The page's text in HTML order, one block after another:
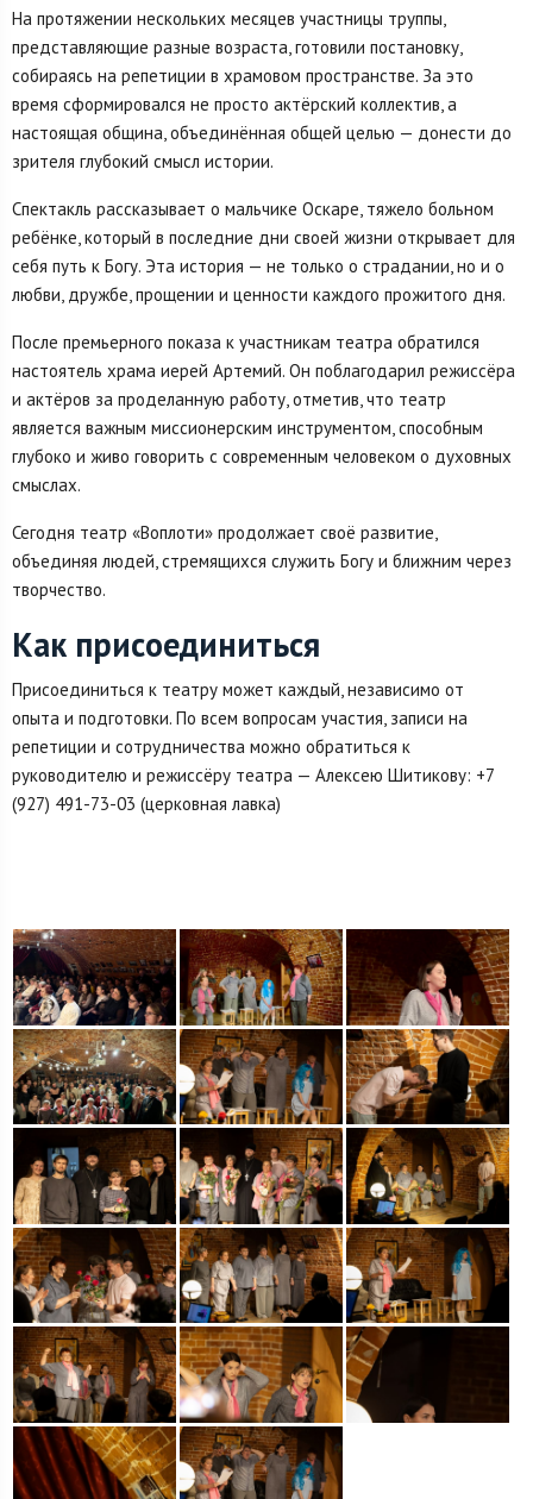
На протяжении нескольких месяцев участницы труппы,
представляющие разные возраста, готовили постановку,
собираясь на репетиции в храмовом пространстве. За это
время сформировался не просто актёрский коллектив, а
настоящая община, объединённая общей целью — донести до
зрителя глубокий смысл истории.
Спектакль рассказывает о мальчике Оскаре, тяжело больном
ребёнке, который в последние дни своей жизни открывает для
себя путь к Богу. Эта история — не только о страдании, но и о
любви, дружбе, прощении и ценности каждого прожитого дня.
После премьерного показа к участникам театра обратился
настоятель храма иерей Артемий. Он поблагодарил режиссёра
и актёров за проделанную работу, отметив, что театр
является важным миссионерским инструментом, способным
глубоко и живо говорить с современным человеком о духовных
смыслах.
Сегодня театр «Воплоти» продолжает своё развитие,
объединяя людей, стремящихся служить Богу и ближним через
творчество.
Как присоединиться
Присоединиться к театру может каждый, независимо от
опыта и подготовки. По всем вопросам участия, записи на
репетиции и сотрудничества можно обратиться к
руководителю и режиссёру театра — Алексею Шитикову: +7
(927) 491-73-03 (церковная лавка)